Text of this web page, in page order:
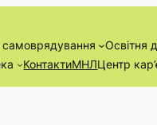
самоврядування Освітня
КонтактиМНЛЦентр